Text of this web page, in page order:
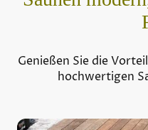
Genießen Sie die
hochwertigen